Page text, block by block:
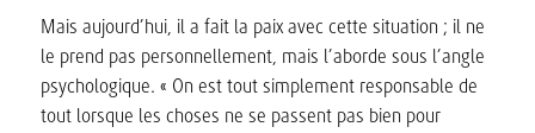
Mais aujourd’hui, il a fait la paix avec cette situation ; il ne
le prend pas personnellement, mais l’aborde sous l’angle
psychologique. « On est tout simplement responsable de
tout lorsque les choses ne se passent pas bien pour